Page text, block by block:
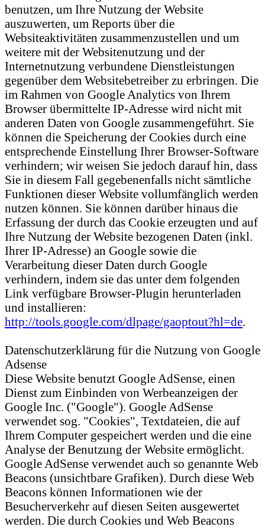
benutzen, um Ihre Nutzung der Website
auszuwerten, um Reports über die
Websiteaktivitäten zusammenzustellen und um
weitere mit der Websitenutzung und der
Internetnutzung verbundene Dienstleistungen
gegenüber dem Websitebetreiber zu erbringen. Die
im Rahmen von Google Analytics von Ihrem
Browser übermittelte IP-Adresse wird nicht mit
anderen Daten von Google zusammengeführt. Sie
können die Speicherung der Cookies durch eine
entsprechende Einstellung Ihrer Browser-Software
verhindern; wir weisen Sie jedoch darauf hin, dass
Sie in diesem Fall gegebenenfalls nicht sämtliche
Funktionen dieser Website vollumfänglich werden
nutzen können. Sie können darüber hinaus die
Erfassung der durch das Cookie erzeugten und auf
Ihre Nutzung der Website bezogenen Daten (inkl.
Ihrer IP-Adresse) an Google sowie die
Verarbeitung dieser Daten durch Google
verhindern, indem sie das unter dem folgenden
Link verfügbare Browser-Plugin herunterladen
und installieren:
http://tools.google.com/dlpage/gaoptout?hl=de.
Datenschutzerklärung für die Nutzung von Google
Adsense
Diese Website benutzt Google AdSense, einen
Dienst zum Einbinden von Werbeanzeigen der
Google Inc. ("Google"). Google AdSense
verwendet sog. "Cookies", Textdateien, die auf
Ihrem Computer gespeichert werden und die eine
Analyse der Benutzung der Website ermöglicht.
Google AdSense verwendet auch so genannte Web
Beacons (unsichtbare Grafiken). Durch diese Web
Beacons können Informationen wie der
Besucherverkehr auf diesen Seiten ausgewertet
werden. Die durch Cookies und Web Beacons